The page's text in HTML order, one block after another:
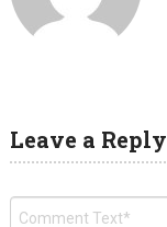
Leave a Reply